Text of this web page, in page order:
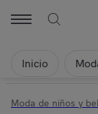
Inicio
Moda de niños y